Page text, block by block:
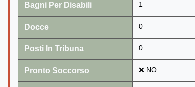
Bagni Per Disabili 1
Docce 0
Posti In Tribuna 0
Pronto Soccorso ❌ NO